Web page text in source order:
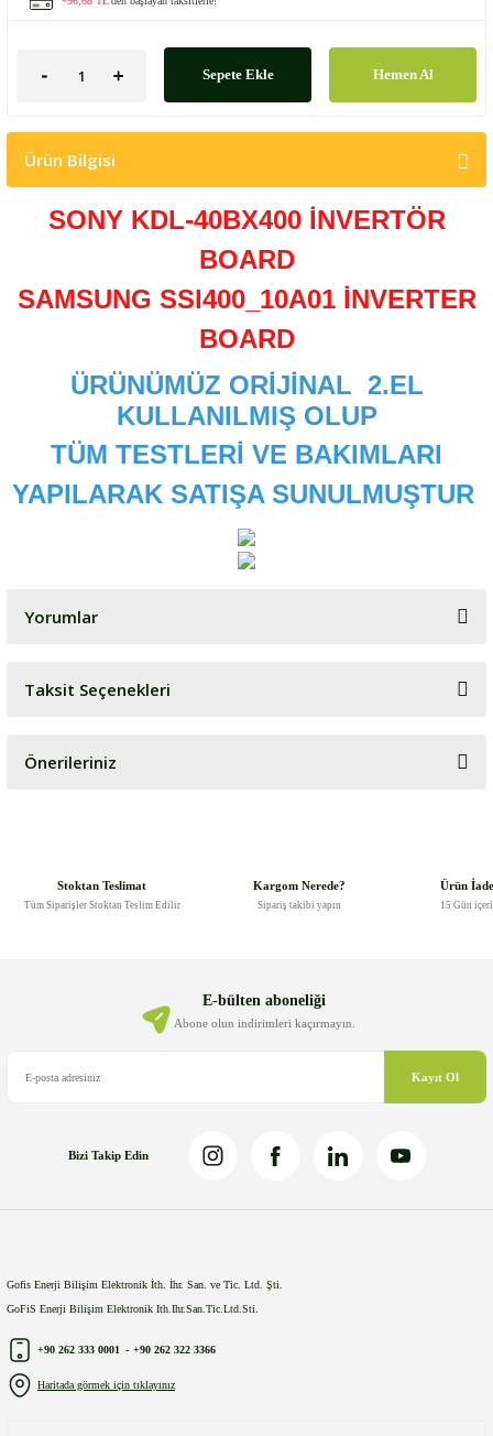
Sepete Ekle Hemen Al
Ürün Bilgisi
SONY KDL-40BX400 İNVERTÖR
BOARD
SAMSUNG SSI400_10A01 İNVERTER
BOARD
ÜRÜNÜMÜZ ORİJİNAL 2.EL
KULLANILMIŞ OLUP
TÜM TESTLERİ VE BAKIMLARI
YAPILARAK SATIŞA SUNULMUŞTUR
Yorumlar
Bu ürüne ilk yorumu siz yapın!
Taksit Seçenekleri
Önerileriniz
Ürün bilgilerinde hatalar bulunuyor.
Ürün fiyatı diğer sitelerden daha pahalı.
Stoktan Teslimat
Tüm Siparişler Stoktan Teslim Edilir
Kargom Nerede?
Sipariş takibi yapın
Ürün
15 Gün
E-bülten aboneliği
Abone olun indirimleri kaçırmayın.
Kayıt Ol
Bizi Takip Edin
Gofis Enerji Bilişim Elektronik İth. İhr. San. ve Tic. Ltd. Şti.
GoFiS Enerji Bilişim Elektronik Ith.Ihr.San.Tic.Ltd.Sti.
+90 262 333 0001 - +90 262 322 3366
Haritada görmek için tıklayınız